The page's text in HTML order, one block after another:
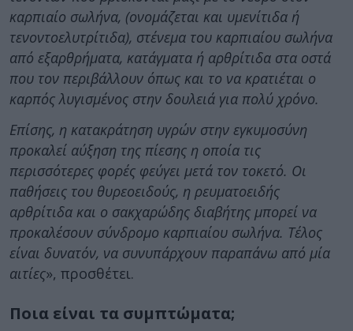
καρπιαίο σωλήνα, (ονομάζεται και υμενίτιδα ή
τενοντοελυτρίτιδα), στένεμα του καρπιαίου σωλήνα
από εξαρθρήματα, κατάγματα ή αρθρίτιδα στα οστά
που τον περιβάλλουν όπως και το να κρατιέται ο
καρπός λυγισμένος στην δουλειά για πολύ χρόνο.
Επίσης, η κατακράτηση υγρών στην εγκυμοσύνη
προκαλεί αύξηση της πίεσης η οποία τις
περισσότερες φορές φεύγει μετά τον τοκετό. Οι
παθήσεις του θυρεοειδούς, η ρευματοειδής
αρθρίτιδα και ο σακχαρώδης διαβήτης μπορεί να
προκαλέσουν σύνδρομο καρπιαίου σωλήνα. Τέλος
είναι δυνατόν, να συνυπάρχουν παραπάνω από μία
αιτίες», προσθέτει.
Ποια είναι τα συμπτώματα;